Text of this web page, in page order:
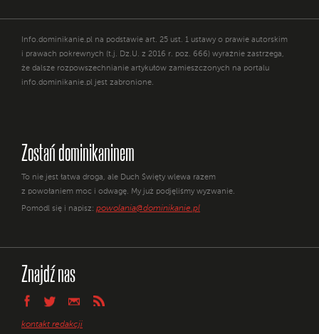
Info.dominikanie.pl na podstawie art. 25 ust. 1 ustawy o prawie autorskim
i prawach pokrewnych (t.j. Dz.U. z 2016 r. poz. 666) wyraźnie zastrzega,
że dalsze rozpowszechnianie artykułów zamieszczonych na portalu
info.dominikanie.pl jest zabronione.
Zostań dominikaninem
To nie jest łatwa droga, ale Duch Święty wlewa razem
z powołaniem moc i odwagę. My już podjęliśmy wyzwanie.
Pomódl się i napisz: powolania@dominikanie.pl
Znajdź nas
kontakt redakcji